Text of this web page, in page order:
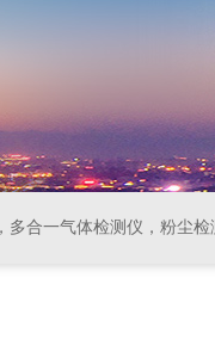
检测仪，空气质量检测系统，易燃易爆有